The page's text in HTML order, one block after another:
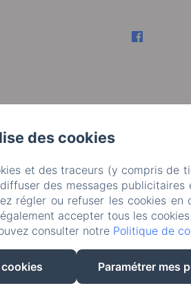
EN
Créé par
des cookies
et des traceurs (y compris de
des messages
régler ou refuser les cookies
accepter tous les
consulter notre Politique de
Paramétrer mes